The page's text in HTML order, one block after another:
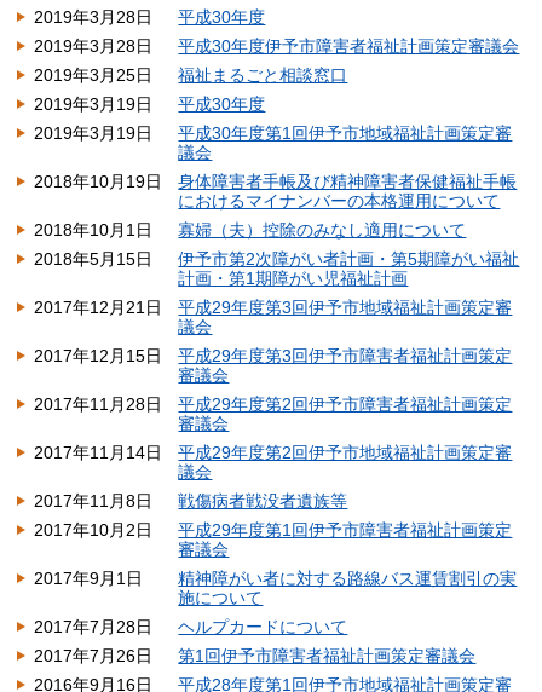
2019年3月28日
平成30年度
2019年3月28日
平成30年度伊予市障害者福祉計画策定審議会
2019年3月25日
福祉まるごと相談窓口
2019年3月19日
平成30年度
2019年3月19日
平成30年度第1回伊予市地域福祉計画策定審
議会
2018年10月19日
身体障害者手帳及び精神障害者保健福祉手帳
におけるマイナンバーの本格運用について
2018年10月1日
寡婦（夫）控除のみなし適用について
2018年5月15日
伊予市第2次障がい者計画・第5期障がい福祉
計画・第1期障がい児福祉計画
2017年12月21日
平成29年度第3回伊予市地域福祉計画策定審
議会
2017年12月15日
平成29年度第3回伊予市障害者福祉計画策定
審議会
2017年11月28日
平成29年度第2回伊予市障害者福祉計画策定
審議会
2017年11月14日
平成29年度第2回伊予市地域福祉計画策定審
議会
2017年11月8日
戦傷病者戦没者遺族等
2017年10月2日
平成29年度第1回伊予市障害者福祉計画策定
審議会
2017年9月1日
精神障がい者に対する路線バス運賃割引の実
施について
2017年7月28日
ヘルプカードについて
2017年7月26日
第1回伊予市障害者福祉計画策定審議会
2016年9月16日
平成28年度第1回伊予市地域福祉計画策定審